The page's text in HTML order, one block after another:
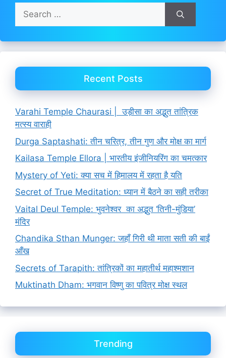
Search
for:
Recent Posts
Varahi Temple Chaurasi | उड़ीसा का अद्भुत तांत्रिक
मत्स्य वाराही
Durga Saptashati: तीन चरित्र, तीन गुण और मोक्ष का मार्ग
Kailasa Temple Ellora | भारतीय इंजीनियरिंग का चमत्कार
Mystery of Yeti: क्या सच में हिमालय में रहता है यति
Secret of True Meditation: ध्यान में बैठने का सही तरीका
Vaital Deul Temple: भुवनेश्वर का अद्भुत ‘तिनी-मुंडिया’
मंदिर
Chandika Sthan Munger: जहाँ गिरी थी माता सती की बाईं
आँख
Secrets of Tarapith: तांत्रिकों का महातीर्थ महाश्मशान
Muktinath Dham: भगवान विष्णु का पवित्र मोक्ष स्थल
Trending